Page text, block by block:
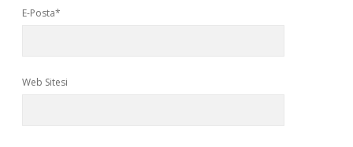
E-Posta*
Web Sitesi